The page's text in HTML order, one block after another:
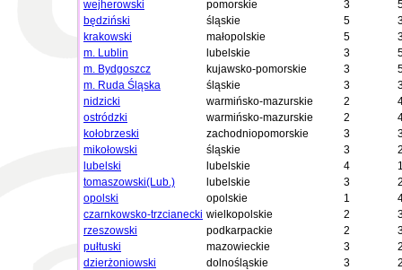
wejherowski
pomorskie 3
będziński
śląskie 5
krakowski
małopolskie 5
m. Lublin
lubelskie 3
m. Bydgoszcz
kujawsko-pomorskie 3
m. Ruda Śląska
śląskie 3
nidzicki
warmińsko-mazurskie 2
ostródzki
warmińsko-mazurskie 2
kołobrzeski
zachodniopomorskie 3
mikołowski
śląskie 3
lubelski
lubelskie 4
tomaszowski(Lub.)
lubelskie 3
opolski
opolskie 1
czarnkowsko-trzcianecki wielkopolskie 2
rzeszowski
podkarpackie 2
pułtuski
mazowieckie 3
dzierżoniowski
dolnośląskie 3